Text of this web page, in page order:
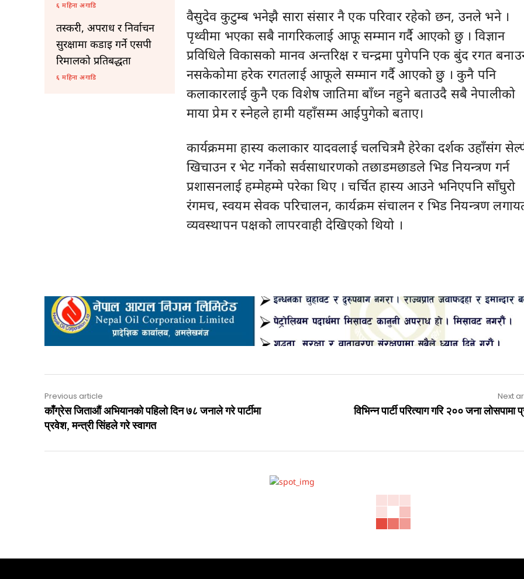
६ महिना अगाडि
तस्करी, अपराध र निर्वाचन
सुरक्षामा कडाइ गर्ने एसपी
रिमालको प्रतिबद्धता
६ महिना अगाडि
वैसुदेव कुटुम्ब भनेझै सारा संसार नै एक परिवार रहेको छन, उनले भने ।
पृथ्वीमा भएका सबै नागरिकलाई आफू सम्मान गर्दै आएको छु । विज्ञान
प्रविधिले विकासको मानव अन्तरिक्ष र चन्द्रमा पुगेपनि एक बुंद रगत
नसकेकोमा हरेक रगतलाई आफूले सम्मान गर्दै आएको छु । कुनै पनि
कलाकारलाई कुनै एक विशेष जातिमा बाँध्न नहुने बताउदै सबै नेपालीको
माया प्रेम र स्नेहले हामी यहाँसम्म आईपुगेको बताए।
कार्यक्रममा हास्य कलाकार यादवलाई चलचित्रमै हेरेका दर्शक उहाँसंग
खिचाउन र भेट गर्नेको सर्वसाधारणको तछाडमछाडले भिड नियन्त्रण गर्न
प्रशासनलाई हम्मेहम्मे परेका थिए । चर्चित हास्य आउने भनिएपनि साँघुरो
रंगमच, स्वयम सेवक परिचालन, कार्यक्रम संचालन र भिड नियन्त्रण
व्यवस्थापन पक्षको लापरवाही देखिएको थियो ।
Previous article
काँग्रेस जिताऔं अभियानको पहिलो दिन ७८ जनाले गरे पार्टीमा
प्रवेश, मन्त्री सिंहले गरे स्वागत
Next
विभिन्न पार्टी परित्याग गरि २०० जना लोसपामा